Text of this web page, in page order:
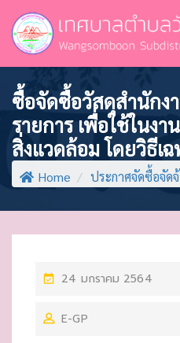
ซื้อจัดซื้อวัสดุสำนักง
รายการ เพื่อใช้ในง
สิ่งแวดล้อม โดยวิธีเฉ
Home / ประกาศจัดซื้อจัด
P
S
24 มกราคม 2564
E-GP